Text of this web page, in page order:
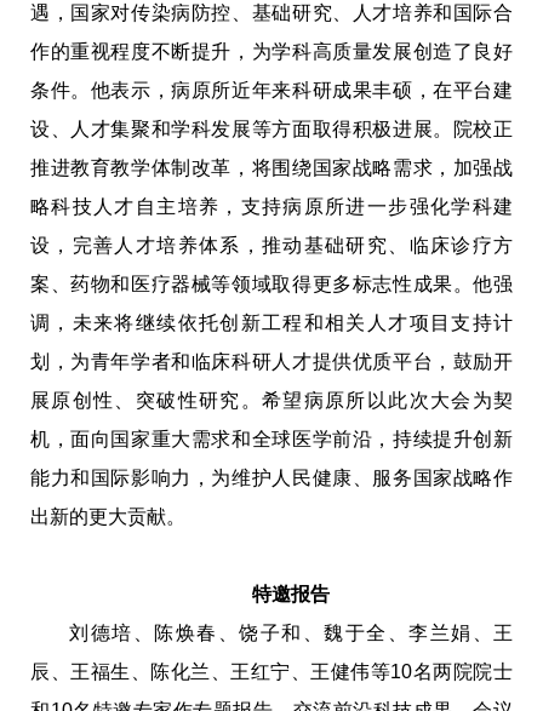
遇，国家对传染病防控、基础研究、人才培养和国际合
作的重视程度不断提升，为学科高质量发展创造了良好
条件。他表示，病原所近年来科研成果丰硕，在平台建
设、人才集聚和学科发展等方面取得积极进展。院校正
推进教育教学体制改革，将围绕国家战略需求，加强战
略科技人才自主培养，支持病原所进一步强化学科建
设，完善人才培养体系，推动基础研究、临床诊疗方
案、药物和医疗器械等领域取得更多标志性成果。他强
调，未来将继续依托创新工程和相关人才项目支持计
划，为青年学者和临床科研人才提供优质平台，鼓励开
展原创性、突破性研究。希望病原所以此次大会为契
机，面向国家重大需求和全球医学前沿，持续提升创新
能力和国际影响力，为维护人民健康、服务国家战略作
出新的更大贡献。
特邀报告
刘德培、陈焕春、饶子和、魏于全、李兰娟、王
辰、王福生、陈化兰、王红宁、王健伟等10名两院院士